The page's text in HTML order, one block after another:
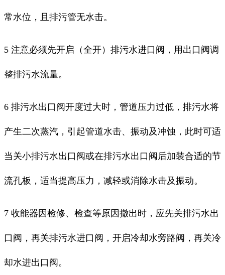
常水位，且排污管无水击。
5 注意必须先开启（全开）排污水进口阀，用出口阀调
整排污水流量。
6 排污水出口阀开度过大时，管道压力过低，排污水将
产生二次蒸汽，引起管道水击、振动及冲蚀，此时可适
当关小排污水出口阀或在排污水出口阀后加装合适的节
流孔板，适当提高压力，减轻或消除水击及振动。
7 收能器因检修、检查等原因撤出时，应先关排污水出
口阀，再关排污水进口阀，开启冷却水旁路阀，再关冷
却水进出口阀。